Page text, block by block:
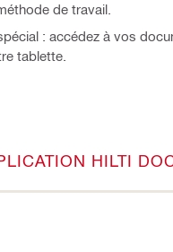
de travail.
: accédez à vos
tablette.
HILTI